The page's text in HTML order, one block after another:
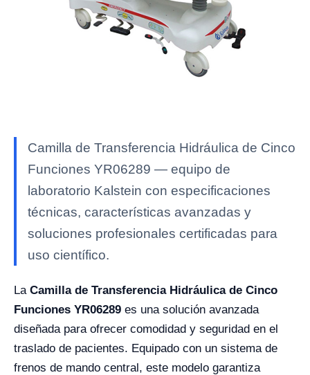
Camilla de Transferencia Hidráulica de Cinco
Funciones YR06289 — equipo de
laboratorio Kalstein con especificaciones
técnicas, características avanzadas y
soluciones profesionales certificadas para
uso científico.
La Camilla de Transferencia Hidráulica de Cinco
Funciones YR06289 es una solución avanzada
diseñada para ofrecer comodidad y seguridad en el
traslado de pacientes. Equipado con un sistema de
frenos de mando central, este modelo garantiza